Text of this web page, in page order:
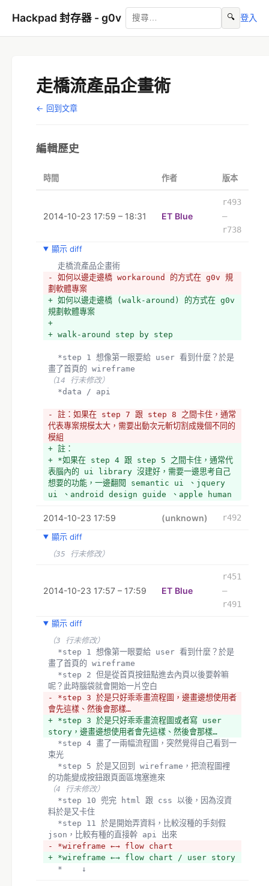
Hackpad 封存器 - g0v 🔍 登入
走橋流產品企畫術
← 回到文章
編輯歷史
時間 作者 版本
2014-10-23 17:59 – 18:31 ET Blue
r493
–
r738
顯示 diff
  走橋流產品企畫術
- 如何以邊走邊橋 workaround 的方式在 g0v 規
劃軟體專案
+ 如何以邊走邊橋 (walk-around) 的方式在 g0v
規劃軟體專案
+
+ walk-around step by step
畫了首頁的 wireframe
（14 行未修改）
  *data / api
- 註：如果在 step 7 跟 step 8 之間卡住，通常
代表專案規模太大，需要出動次元斬切割成幾個不同的
模組
+ 註：
+ *如果在 step 4 跟 step 5 之間卡住，通常代
表腦內的 ui library 沒建好，需要一邊思考自己
想要的功能，一邊翻閱 semantic ui 、jquery
ui 、android design guide 、apple human
例，尋找可以套用到這個功能上的元件，每次找到，就
ui library 會漸漸成形，開始不需要看範例就能想
像什麼功能要用哪個 ui component。
表專案規模太大，需要出動次元斬將專案切割成幾個不
同的模組。
（9 行未修改）
- k
+ justin style
+ kktix style
+ socialtext style
+ freestyle：只有 socialtext style 的
nested checklist，使用者即自己的狗食適用
2014-10-23 17:59 (unknown)
r492
顯示 diff
（35 行未修改）
2014-10-23 17:57 – 17:59 ET Blue
r451
–
r491
顯示 diff
（3 行未修改）
畫了首頁的 wireframe
呢？此時腦袋就會開始一片空白
- *step 3 於是只好乖乖畫流程圖，邊畫邊想使用者
會先這樣、然後會那樣…
+ *step 3 於是只好乖乖畫流程圖或者寫 user
story，邊畫邊想使用者會先這樣、然後會那樣…
束光
的功能變成按鈕跟頁面區塊塞進來
（4 行未修改）
料於是又卡住
json，比較有種的直接幹 api 出來
- *wireframe ←→ flow chart
+ *wireframe ←→ flow chart / user story
  *    ↓